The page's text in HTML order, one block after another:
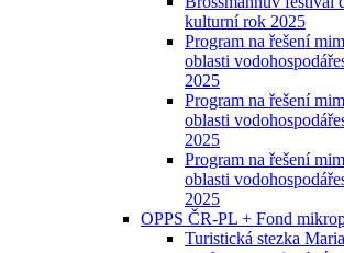
kulturní rok 2025
Program na řešení
oblasti
2025
Program na řešení
oblasti
2025
Program na řešení
oblasti
2025
OPPS ČR-PL + Fond
Turistická stezka